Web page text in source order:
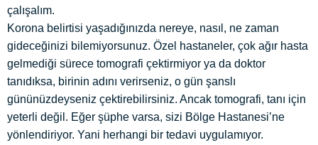
çalışalım.
Korona belirtisi yaşadığınızda nereye, nasıl, ne zaman
gideceğinizi bilemiyorsunuz. Özel hastaneler, çok ağır hasta
gelmediği sürece tomografi çektirmiyor ya da doktor
tanıdıksa, birinin adını verirseniz, o gün şanslı
gününüzdeyseniz çektirebilirsiniz. Ancak tomografi, tanı için
yeterli değil. Eğer şüphe varsa, sizi Bölge Hastanesi’ne
yönlendiriyor. Yani herhangi bir tedavi uygulamıyor.